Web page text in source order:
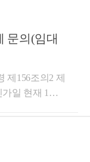
요건을 지켜
대체주
양도하거나,완
택을 양도해
우에는,신축주
세대 전원이
하겠습니다.
계 최혜경 세
득한 입주자
, 실무에서는
지방세법 제13
적용할 때 다
는 다음 각 호
수에 가산한
인가로 인하
및 주거환경
축으로 분양받
함○ 2021.01.3
재건축한 아파
준시가 : 923백
2022.05.20. 아
파트A 관리
에는 이를 1세
1. 신규
에 있는 상태
취득[조정대상
(신규 주택을
류에 의해 확
신규 주택을
.
비과세를 적
인 25.05.14
양도하셔야
을 양도하거
문의(임대
제156조의2 제
일 현재 1주
관리처분계
있지만, 지